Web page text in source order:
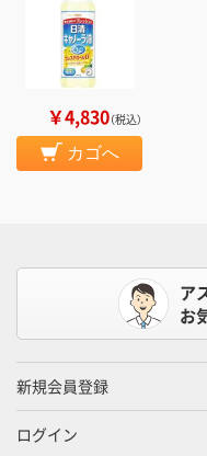
￥4,830（税込）
カゴへ
ア
お
新規会員登録
ログイン